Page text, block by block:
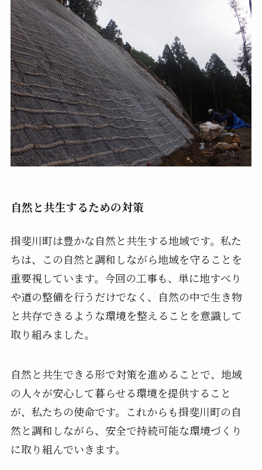
自然と共生するための対策
揖斐川町は豊かな自然と共生する地域です。私た
ちは、この自然と調和しながら地域を守ることを
重要視しています。今回の工事も、単に地すべり
や道の整備を行うだけでなく、自然の中で生き物
と共存できるような環境を整えることを意識して
取り組みました。
自然と共生できる形で対策を進めることで、地域
の人々が安心して暮らせる環境を提供すること
が、私たちの使命です。これからも揖斐川町の自
然と調和しながら、安全で持続可能な環境づくり
に取り組んでいきます。